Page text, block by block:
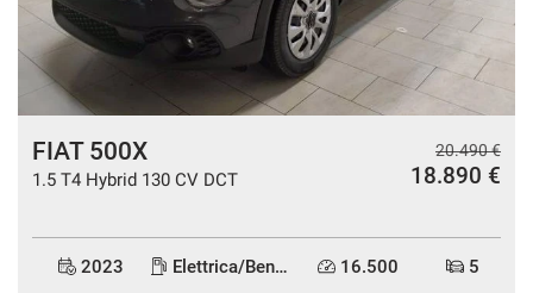
FIAT 500X
1.5 T4 Hybrid 130 CV DCT
20.490 €
18.890 €
2023 Elettrica/Benzina 16.500 5